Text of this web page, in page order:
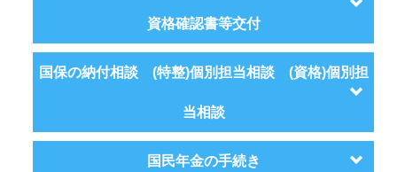
資格確認書等交付
国保の納付相談 (特整)個別担当相談 (資格)個別担
当相談
国民年金の手続き